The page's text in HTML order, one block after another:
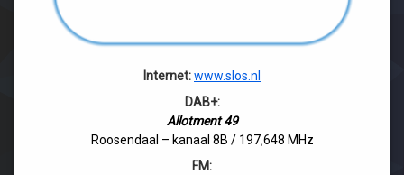
Internet:www.slos.nl
DAB+:
Allotment 49
Roosendaal – kanaal 8B / 197,648 MHz
FM: